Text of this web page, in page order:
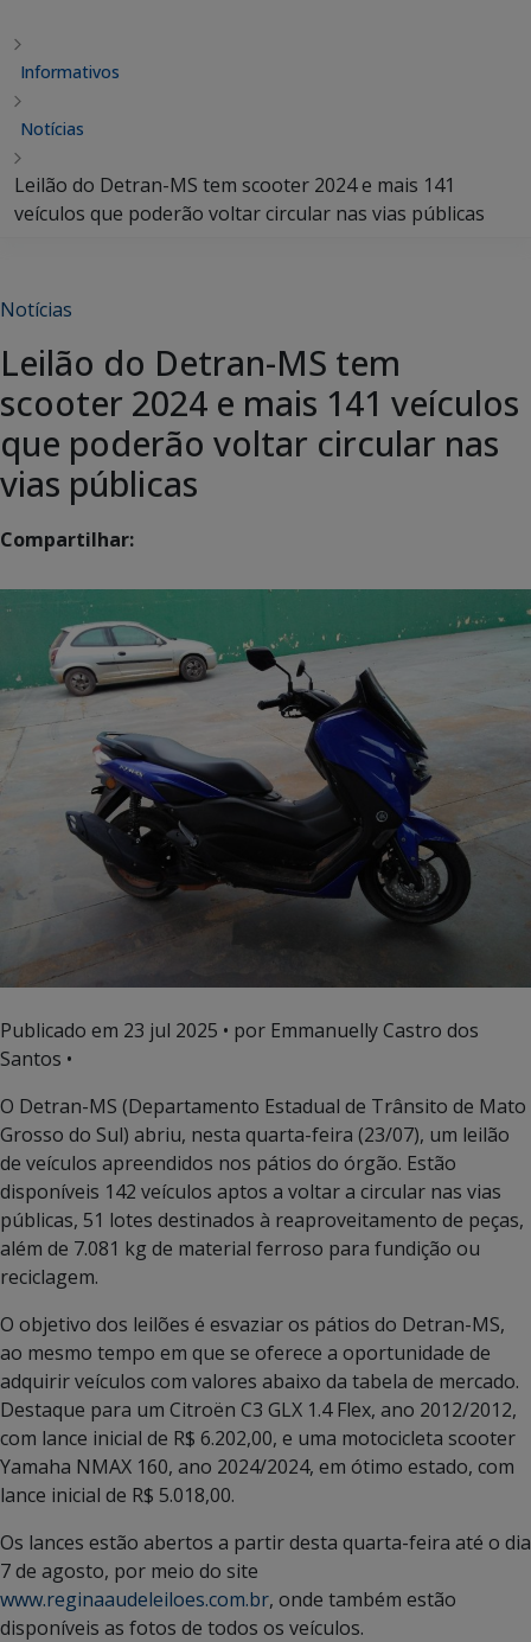
Informativos
Notícias
Leilão do Detran-MS tem scooter 2024 e mais 141
veículos que poderão voltar circular nas vias públicas
Notícias
Leilão do Detran-MS tem
scooter 2024 e mais 141 veículos
que poderão voltar circular nas
vias públicas
Compartilhar:
Publicado em 23 jul 2025 • por Emmanuelly Castro dos
Santos •
O Detran-MS (Departamento Estadual de Trânsito de Mato
Grosso do Sul) abriu, nesta quarta-feira (23/07), um leilão
de veículos apreendidos nos pátios do órgão. Estão
disponíveis 142 veículos aptos a voltar a circular nas vias
públicas, 51 lotes destinados à reaproveitamento de peças,
além de 7.081 kg de material ferroso para fundição ou
reciclagem.
O objetivo dos leilões é esvaziar os pátios do Detran-MS,
ao mesmo tempo em que se oferece a oportunidade de
adquirir veículos com valores abaixo da tabela de mercado.
Destaque para um Citroën C3 GLX 1.4 Flex, ano 2012/2012,
com lance inicial de R$ 6.202,00, e uma motocicleta scooter
Yamaha NMAX 160, ano 2024/2024, em ótimo estado, com
lance inicial de R$ 5.018,00.
Os lances estão abertos a partir desta quarta-feira até o dia
7 de agosto, por meio do site
www.reginaaudeleiloes.com.br, onde também estão
disponíveis as fotos de todos os veículos.